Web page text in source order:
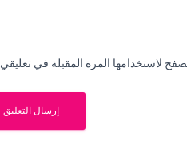
لاستخدامها المرة المقبلة في تعليقي.